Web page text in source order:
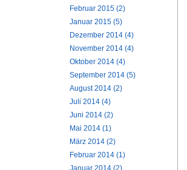
Februar 2015 (2)
Januar 2015 (5)
Dezember 2014 (4)
November 2014 (4)
Oktober 2014 (4)
September 2014 (5)
August 2014 (2)
Juli 2014 (4)
Juni 2014 (2)
Mai 2014 (1)
März 2014 (2)
Februar 2014 (1)
Januar 2014 (2)